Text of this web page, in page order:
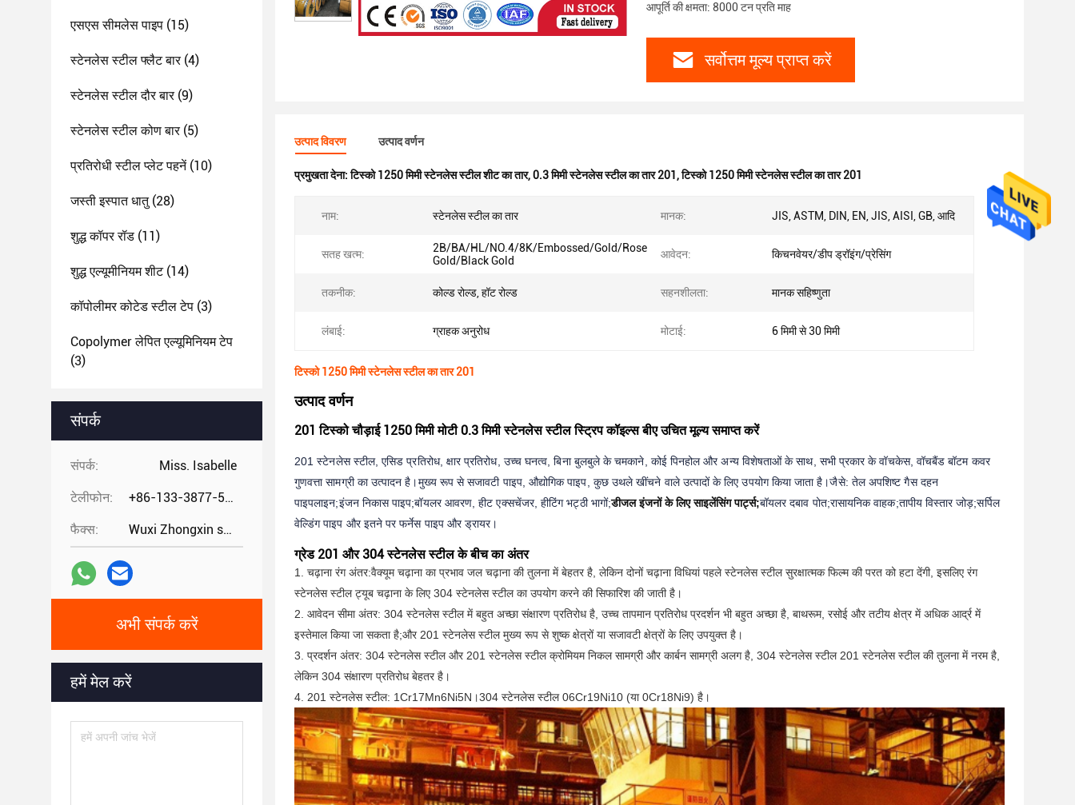
एसएस सीमलेस पाइप (15)
स्टेनलेस स्टील फ्लैट बार(4)
स्टेनलेस स्टील दौर बार(9)
स्टेनलेस स्टील कोण बार(5)
प्रतिरोधी स्टील प्लेट पहनें(10)
जस्ती इस्पात धातु(28)
शुद्ध कॉपर रॉड (11)
शुद्ध एल्यूमीनियम शीट(14)
कॉपोलीमर कोटेड स्टील टेप (3)
Copolymer लेपित एल्यूमिनियम टेप
(3)
संपर्क
संपर्क: Miss. Isabelle
टेलीफोन: +86-133-3877-5875
फैक्स: Wuxi Zhongxin special steel co.,
अभी संपर्क करें
हमें मेल करें
आपूर्ति की क्षमता: 8000 टन प्रति माह
सर्वोत्तम मूल्य प्राप्त करें
उत्पाद विवरण उत्पाद वर्णन
प्रमुखता देना:टिस्को 1250 मिमी स्टेनलेस स्टील शीट का तार,0.3 मिमी स्टेनलेस स्टील का तार 201 ,टिस्को 1250 मिमी स्टेनलेस स्टील का तार 201
नाम: स्टेनलेस स्टील का तार मानक: JIS, ASTM, DIN, EN, JIS, AISI, GB, आदि
सतह खत्म:
2B/BA/HL/NO.4/8K/Embossed/Gold/Rose
Gold/Black Gold
आवेदन: किचनवेयर/डीप ड्रॉइंग/प्रेसिंग
तकनीक: कोल्ड रोल्ड, हॉट रोल्ड सहनशीलता: मानक सहिष्णुता
लंबाई: ग्राहक अनुरोध मोटाई: 6 मिमी से 30 मिमी
टिस्को 1250 मिमी स्टेनलेस स्टील का तार 201
उत्पाद वर्णन
201 टिस्को चौड़ाई 1250 मिमी मोटी 0.3 मिमी स्टेनलेस स्टील स्ट्रिप कॉइल्स बीए उचित मूल्य समाप्त करें
201 स्टेनलेस स्टील, एसिड प्रतिरोध, क्षार प्रतिरोध, उच्च घनत्व, बिना बुलबुले के चमकाने, कोई पिनहोल और अन्य विशेषताओं के साथ, सभी प्रकार के वॉचकेस, वॉचबैंड बॉटम कवर
गुणवत्ता सामग्री का उत्पादन है।मुख्य रूप से सजावटी पाइप, औद्योगिक पाइप, कुछ उथले खींचने वाले उत्पादों के लिए उपयोग किया जाता है।जैसे: तेल अपशिष्ट गैस दहन
पाइपलाइन;इंजन निकास पाइप;बॉयलर आवरण, हीट एक्सचेंजर, हीटिंग भट्ठी भागों;डीजल इंजनों के लिए साइलेंसिंग पार्ट्स;बॉयलर दबाव पोत;रासायनिक वाहक;तापीय विस्तार जोड़;सर्पिल
वेल्डिंग पाइप और इतने पर फर्नेस पाइप और ड्रायर।
ग्रेड 201 और 304 स्टेनलेस स्टील के बीच का अंतर
1. चढ़ाना रंग अंतर:वैक्यूम चढ़ाना का प्रभाव जल चढ़ाना की तुलना में बेहतर है, लेकिन दोनों चढ़ाना विधियां पहले स्टेनलेस स्टील सुरक्षात्मक फिल्म की परत को हटा देंगी, इसलिए रंग
स्टेनलेस स्टील ट्यूब चढ़ाना के लिए 304 स्टेनलेस स्टील का उपयोग करने की सिफारिश की जाती है।
2. आवेदन सीमा अंतर: 304 स्टेनलेस स्टील में बहुत अच्छा संक्षारण प्रतिरोध है, उच्च तापमान प्रतिरोध प्रदर्शन भी बहुत अच्छा है, बाथरूम, रसोई और तटीय क्षेत्र में अधिक आर्द्र में
इस्तेमाल किया जा सकता है;और 201 स्टेनलेस स्टील मुख्य रूप से शुष्क क्षेत्रों या सजावटी क्षेत्रों के लिए उपयुक्त है।
3. प्रदर्शन अंतर: 304 स्टेनलेस स्टील और 201 स्टेनलेस स्टील क्रोमियम निकल सामग्री और कार्बन सामग्री अलग है, 304 स्टेनलेस स्टील 201 स्टेनलेस स्टील की तुलना में नरम है,
लेकिन 304 संक्षारण प्रतिरोध बेहतर है।
4. 201 स्टेनलेस स्टील: 1Cr17Mn6Ni5N।304 स्टेनलेस स्टील 06Cr19Ni10 (या 0Cr18Ni9) है।